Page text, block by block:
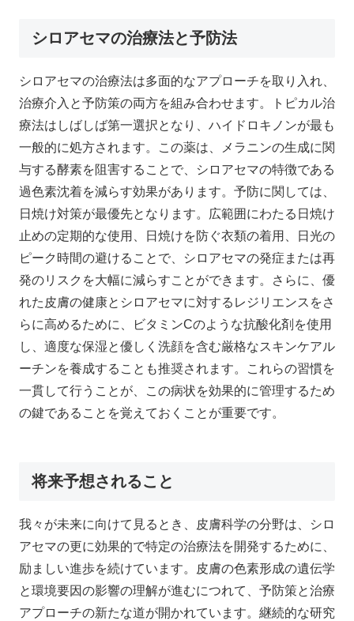
シロアセマの治療法と予防法
シロアセマの治療法は多面的なアプローチを取り入れ、
治療介入と予防策の両方を組み合わせます。トピカル治
療法はしばしば第一選択となり、ハイドロキノンが最も
一般的に処方されます。この薬は、メラニンの生成に関
与する酵素を阻害することで、シロアセマの特徴である
過色素沈着を減らす効果があります。予防に関しては、
日焼け対策が最優先となります。広範囲にわたる日焼け
止めの定期的な使用、日焼けを防ぐ衣類の着用、日光の
ピーク時間の避けることで、シロアセマの発症または再
発のリスクを大幅に減らすことができます。さらに、優
れた皮膚の健康とシロアセマに対するレジリエンスをさ
らに高めるために、ビタミンCのような抗酸化剤を使用
し、適度な保湿と優しく洗顔を含む厳格なスキンケアル
ーチンを養成することも推奨されます。これらの習慣を
一貫して行うことが、この病状を効果的に管理するため
の鍵であることを覚えておくことが重要です。
将来予想されること
我々が未来に向けて見るとき、皮膚科学の分野は、シロ
アセマの更に効果的で特定の治療法を開発するために、
励ましい進歩を続けています。皮膚の色素形成の遺伝学
と環境要因の影響の理解が進むにつれて、予防策と治療
アプローチの新たな道が開かれています。継続的な研究